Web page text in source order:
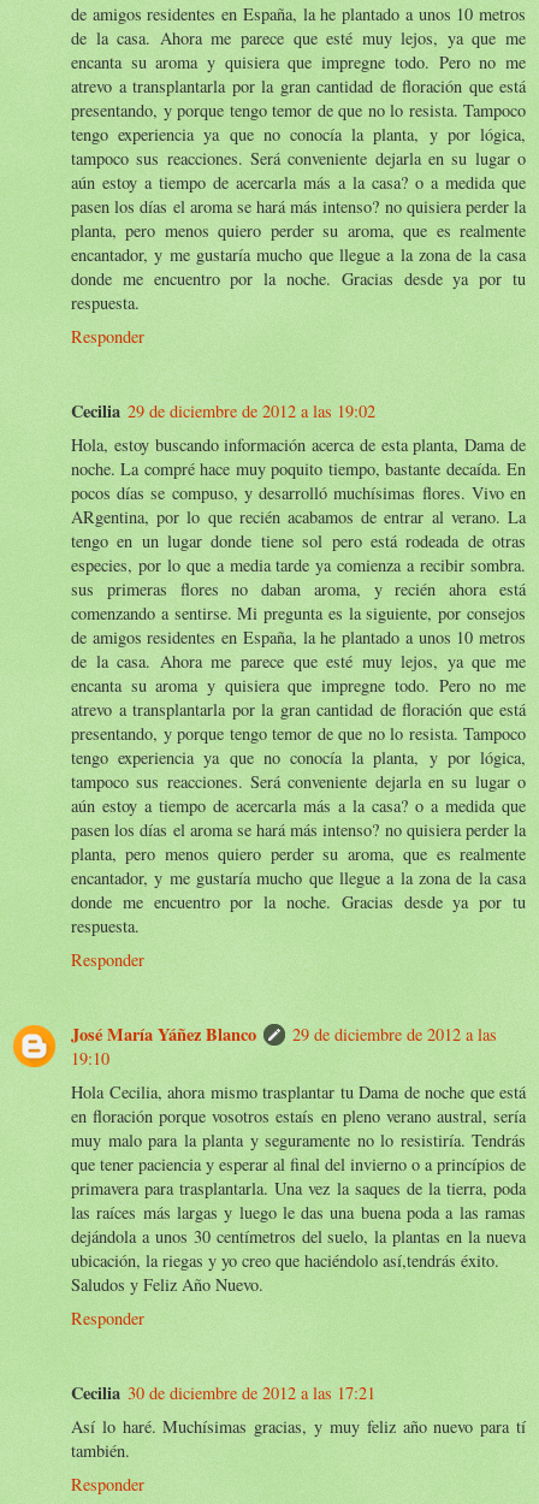
de amigos residentes en España, la he plantado a unos 10 metros
de la casa. Ahora me parece que esté muy lejos, ya que me
encanta su aroma y quisiera que impregne todo. Pero no me
atrevo a transplantarla por la gran cantidad de floración que está
presentando, y porque tengo temor de que no lo resista. Tampoco
tengo experiencia ya que no conocía la planta, y por lógica,
tampoco sus reacciones. Será conveniente dejarla en su lugar o
aún estoy a tiempo de acercarla más a la casa? o a medida que
pasen los días el aroma se hará más intenso? no quisiera perder la
planta, pero menos quiero perder su aroma, que es realmente
encantador, y me gustaría mucho que llegue a la zona de la casa
donde me encuentro por la noche. Gracias desde ya por tu
respuesta.
Responder
Cecilia 29 de diciembre de 2012 a las 19:02
Hola, estoy buscando información acerca de esta planta, Dama de
noche. La compré hace muy poquito tiempo, bastante decaída. En
pocos días se compuso, y desarrolló muchísimas flores. Vivo en
ARgentina, por lo que recién acabamos de entrar al verano. La
tengo en un lugar donde tiene sol pero está rodeada de otras
especies, por lo que a media tarde ya comienza a recibir sombra.
sus primeras flores no daban aroma, y recién ahora está
comenzando a sentirse. Mi pregunta es la siguiente, por consejos
de amigos residentes en España, la he plantado a unos 10 metros
de la casa. Ahora me parece que esté muy lejos, ya que me
encanta su aroma y quisiera que impregne todo. Pero no me
atrevo a transplantarla por la gran cantidad de floración que está
presentando, y porque tengo temor de que no lo resista. Tampoco
tengo experiencia ya que no conocía la planta, y por lógica,
tampoco sus reacciones. Será conveniente dejarla en su lugar o
aún estoy a tiempo de acercarla más a la casa? o a medida que
pasen los días el aroma se hará más intenso? no quisiera perder la
planta, pero menos quiero perder su aroma, que es realmente
encantador, y me gustaría mucho que llegue a la zona de la casa
donde me encuentro por la noche. Gracias desde ya por tu
respuesta.
Responder
José María Yáñez Blanco
29 de diciembre de 2012 a las
19:10
Hola Cecilia, ahora mismo trasplantar tu Dama de noche que está
en floración porque vosotros estaís en pleno verano austral, sería
muy malo para la planta y seguramente no lo resistiría. Tendrás
que tener paciencia y esperar al final del invierno o a princípios de
primavera para trasplantarla. Una vez la saques de la tierra, poda
las raíces más largas y luego le das una buena poda a las ramas
dejándola a unos 30 centímetros del suelo, la plantas en la nueva
ubicación, la riegas y yo creo que haciéndolo así,tendrás éxito.
Saludos y Feliz Año Nuevo.
Responder
Cecilia 30 de diciembre de 2012 a las 17:21
Así lo haré. Muchísimas gracias, y muy feliz año nuevo para tí
también.
Responder